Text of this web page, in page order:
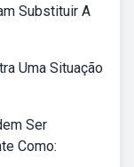
Substituir A
Uma Situação
Ser
Como: